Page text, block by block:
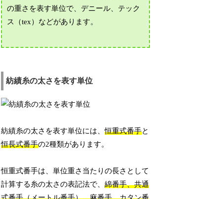
の重さを表す単位で、デニール、テック
ス（tex）などがあります。
紡績糸の太さを表す単位
紡績糸の太さを表す単位には、恒重式番手と
恒長式番手の2種類があります。
恒重式番手は、単位重さ当たりの長さとして
計算する糸の太さの表記法で、綿番手、共通